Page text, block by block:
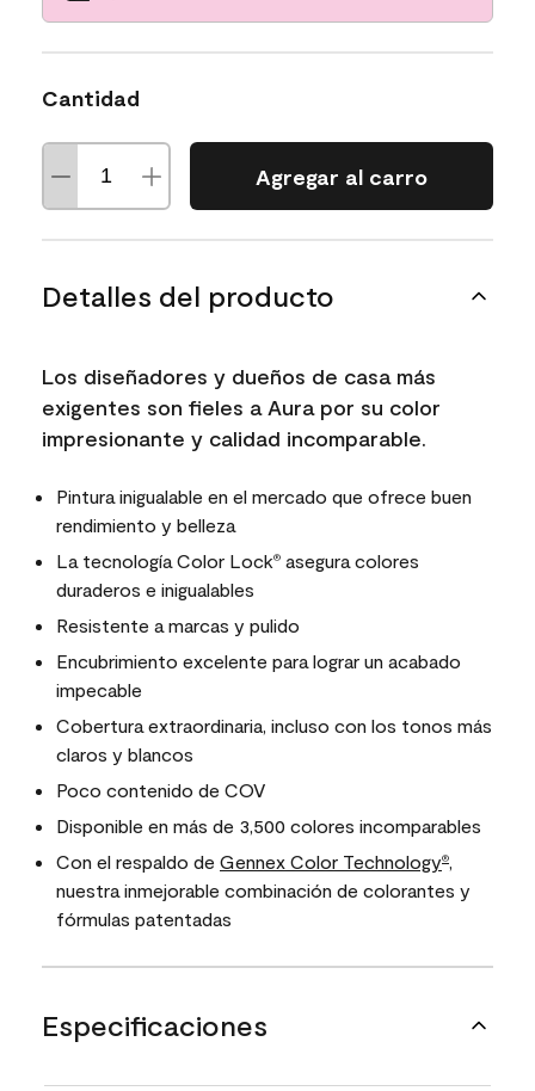
Cantidad
Agregar al carro
Detalles del producto
Los diseñadores y dueños de casa más
exigentes son fieles a Aura por su color
impresionante y calidad incomparable.
Pintura inigualable en el mercado que ofrece buen
rendimiento y belleza
La tecnología Color Lock® asegura colores
duraderos e inigualables
Resistente a marcas y pulido
Encubrimiento excelente para lograr un acabado
impecable
Cobertura extraordinaria, incluso con los tonos más
claros y blancos
Poco contenido de COV
Disponible en más de 3,500 colores incomparables
Con el respaldo de Gennex Color Technology®,
nuestra inmejorable combinación de colorantes y
fórmulas patentadas
Especificaciones